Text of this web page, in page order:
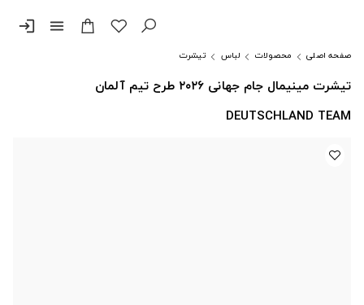
menu
login
صفحه اصلی محصولات لباس تیشرت
تیشرت مینیمال جام جهانی ۲۰۲۶ طرح تیم آلمان
DEUTSCHLAND TEAM